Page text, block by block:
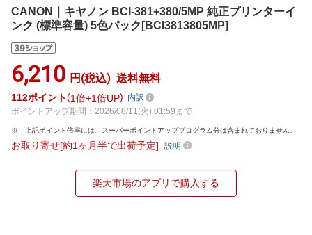
CANON｜キヤノン BCI-381+380/5MP 純正プリンターイ
ンク (標準容量) 5色パック[BCI3813805MP]
6,210 円(税込) 送料無料
112ポイント 1倍 1倍UP
内訳
ポイントアップ期間：2026/08/11(火) 01:59まで
上記ポイント倍率には、スーパーポイントアッププログラム分は含まれておりません。
お取り寄せ[約1ヶ月半で出荷予定] 説明
楽天市場のアプリで購入する